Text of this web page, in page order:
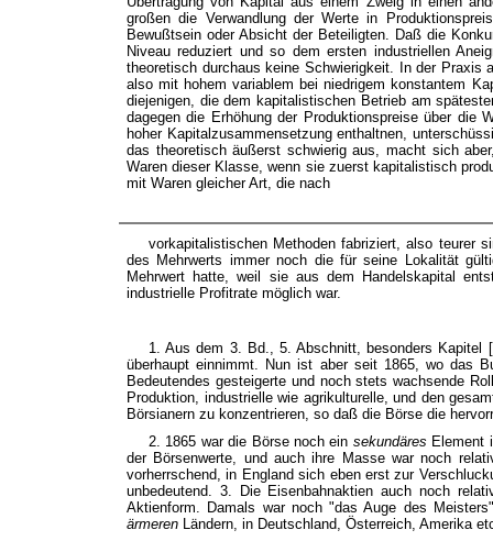
großen die Verwandlung der Werte in
Bewußtsein oder Absicht der Beteiligten. Daß die
Niveau reduziert und so dem ersten industriellen
theoretisch durchaus keine Schwierigkeit. In der Praxis
also mit hohem variablem bei niedrigem konstantem
diejenigen, die dem kapitalistischen Betrieb am
dagegen die Erhöhung der Produktionspreise über die
hoher Kapitalzusammensetzung enthaltnen,
das theoretisch äußerst schwierig aus, macht sich
Waren dieser Klasse, wenn sie zuerst kapitalistisch
mit Waren gleicher Art, die nach
vorkapitalistischen Methoden fabriziert, also teurer
des Mehrwerts immer noch die für seine Lokalität
Mehrwert hatte, weil sie aus dem Handelskapital
industrielle Profitrate möglich war.
1. Aus dem 3. Bd., 5. Abschnitt, besonders Kapitel
überhaupt einnimmt. Nun ist aber seit 1865, wo das
Bedeutendes gesteigerte und noch stets wachsende
Produktion, industrielle wie agrikulturelle, und den
Börsianern zu konzentrieren, so daß die Börse die
2. 1865 war die Börse noch ein sekundäres Element
der Börsenwerte, und auch ihre Masse war noch
vorherrschend, in England sich eben erst zur
unbedeutend. 3. Die Eisenbahnaktien auch noch
Aktienform. Damals war noch "das Auge des
ärmeren
Ländern, in Deutschland, Österreich, Amerika